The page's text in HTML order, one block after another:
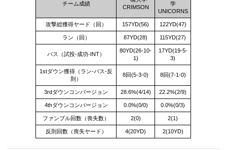
チーム成績
CRIMSON
学
UNICORNS
攻撃総獲得ヤード（回） 157YD(56) 122YD(47)
ラン（回） 87YD(28) 115YD(27)
パス（試投-成功-INT）
80YD(26-10-
1)
17YD(19-5-
3)
1stダウン獲得（ラン-パス-反
則）
8回(5-3-0) 8回(7-1-0)
3rdダウンコンバージョン 28.6%(4/14) 22.2%(2/9)
4thダウンコンバージョン 0.0%(0/0) 0.0%(0/3)
ファンブル回数（喪失数） 2(0) 2(1)
反則回数（喪失ヤード） 4(20YD) 2(10YD)